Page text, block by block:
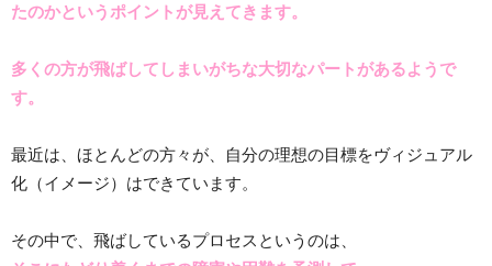
たのかというポイントが見えてきます。
多くの方が飛ばしてしまいがちな大切なパートがあるようで
す。
最近は、ほとんどの方々が、自分の理想の目標をヴィジュアル
化（イメージ）はできています。
その中で、飛ばしているプロセスというのは、